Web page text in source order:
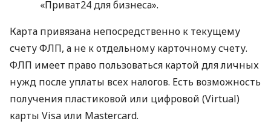
«Приват24 для бизнеса».
Карта привязана непосредственно к текущему
счету ФЛП, а не к отдельному карточному счету.
ФЛП имеет право пользоваться картой для личных
нужд после уплаты всех налогов. Есть возможность
получения пластиковой или цифровой (Virtual)
карты Visa или Mastercard.